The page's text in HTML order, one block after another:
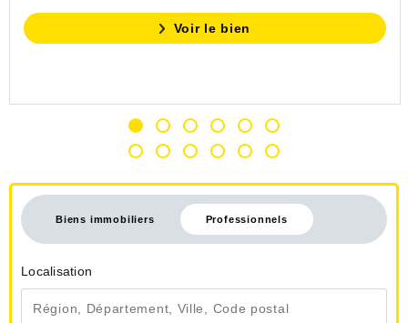
Voir le bien
Biens immobiliers Professionnels
Localisation